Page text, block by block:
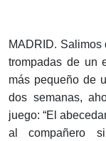
MADRID. Salimos
trompadas de un
más pequeño de
dos semanas,
juego: “El
al compañero